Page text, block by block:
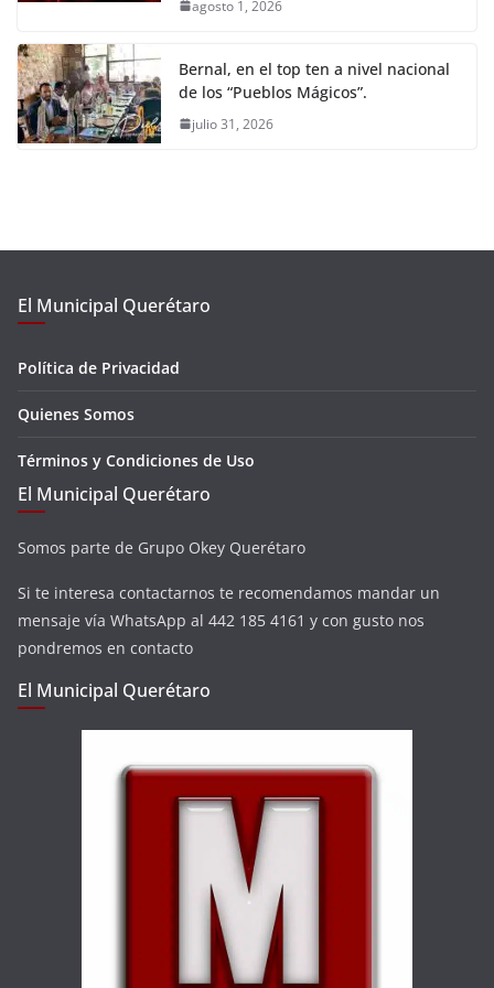
agosto 1, 2026
Bernal, en el top ten a nivel nacional
de los “Pueblos Mágicos”.
julio 31, 2026
El Municipal Querétaro
Política de Privacidad
Quienes Somos
Términos y Condiciones de Uso
El Municipal Querétaro
Somos parte de Grupo Okey Querétaro
Si te interesa contactarnos te recomendamos mandar un
mensaje vía WhatsApp al 442 185 4161 y con gusto nos
pondremos en contacto
El Municipal Querétaro